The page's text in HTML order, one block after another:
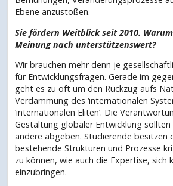
Ebene anzustoßen.
Sie fördern Weitblick seit 2010.
Meinung nach unterstützenswert?
Wir brauchen mehr denn je
für Entwicklungsfragen. Gerade im
geht es zu oft um den Rückzug aufs
Verdammung des ‘internationalen
‘internationalen Eliten’. Die
Gestaltung globaler Entwicklung
andere abgeben. Studierende besitzen
bestehende Strukturen und Prozesse
zu können, wie auch die Expertise, sich
einzubringen.